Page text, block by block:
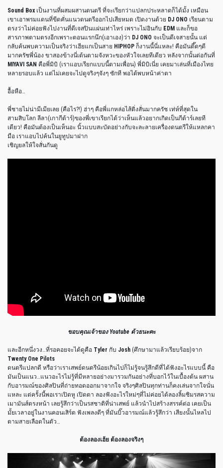
Sound Box เป็นงานที่ผสมผสานดนตรี ที่จะเรียกว่าแปลกประหลาดก็ได้มั้ง เหมือน
เขาเอาพรมแดนที่ขีดคั่นแนวดนตรีออกไปเสียหมด เปิดงานด้วย DJ ONO เรียนตาม
ตรงว่าไม่ค่อยฟังไปงานที่ดีเจสปินแผ่นเท่าไหร่ เพราะไม่อินกับ EDM และก็ขอ
สารภาพตามตรงอีกเพราะตอนแรกนึก(เอาเอง)ว่า DJ ONO จะเป็นดีเจสายนั้น แต่
กลับค้นพบความเป็นจริงว่าเฮียแกเป็นสาย HIPHOP ก็งานนี้นี่แหละ! คือมันตึ๊ดๆดี
มากครัชพี่น้อง ขาสองข้างนี่เต้นตามจังหวะของหัวใจเลยทีเดียว หลังจากนั้นต่อกันที่
MIYAVI SAN คือพี่มิบิ (เราแอบเรียกแบบนี้ตามเพื่อน) พี่มิบิเนี่ย เคยมาเล่นที่เมืองไทย
หลายรอบแล้ว แต่ไม่เคยจะไปดูจริงๆจังๆ ซักที พอได้พบหน้าค่าตา
อื้อหือ…
พี่ชายไม่น่ามีเมียเลย (คือไร?!) ฮ่าๆ คือพี่แกหล่อไส้ติ่งสั่นมากครัช เท่ห์ที่สุดใน
สามสิบโลก ลีลา(เกากีต้าร์)ของพี่เขาเรียกได้ว่าเห็นแล้วอยากเกิดเป็นกีต้าร์เลยที
เดียว! คือมันต้องเป็นเห็นอะ นิ้วแบบสะบัดอย่างกับจะละลายเครื่องดนตรีให้แหลกคา
มือ เราแอบไปค้นในยูทูปมาฝาก
เชิญยลให้ใจสั่นกันดู
ขอบคุณเจ้าของ Youtube ด้วยนะคะ
และอีกหนึ่งวง…ที่รอคอยจะได้ดูคือ Tyler กับ Josh (ศึกษามาแล้วเรียบร้อย)จาก
Twenty One Pilots
ดนตรีแปลกดี หรือว่าเราเสพย์ดนตรีน้อยเกินไปก็ไม่รู้จนรู้สึกดีที่ได้ฟังอะไรแบบนี้ คือ
มันเป็นแนว…แนวอะไรไม่รู้ที่มีหลายอย่างมารวมกันอย่างที่บอกไว้ในเบื้องต้น ผสาน
กับอารมณ์ของศิลปินที่ถ่ายทอดออกมาจากใจ จริงๆศิลปินทุกท่านก็คงเล่นจากใจนั่น
แหละ แต่ครั้งนี้พอเราเปิดหู เปิดตา ลองฟังอะไรใหม่ๆที่ไม่ค่อยได้ลองลิ้มชิมรสความ
เมามันส์ตรงหน้า เลยรู้สึกว่าเป็นรสชาติที่น่าเสพย์ แล้วนำไปสร้างสรรค์ต่อ เคยเป็น
มั้ยเวลาอยู่ในงานคอนเสิร์ต ฟังเพลงดีๆ ที่มันบิ๊วอารมณ์แล้วรู้สึกว่า เสียงนั้นไหลไป
ตามสายเลือดในตัว…
ต้องลองเฮ้ย ต้องลองจริงๆ